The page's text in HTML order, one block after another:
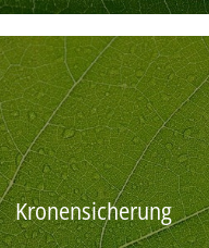
Kronensicherung